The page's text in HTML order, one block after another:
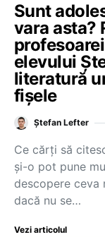
Sunt
vara asta?
elevului
literatură
fișele
Ștefan Lefter
Ce cărți să
și-o pot pune
descopere ceva
dacă nu se…
Vezi articolul